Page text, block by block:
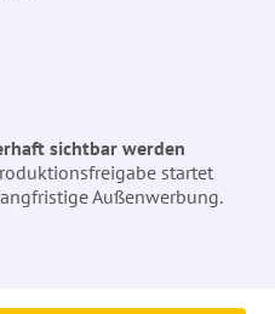
sichtbar werden
startet
Außenwerbung.